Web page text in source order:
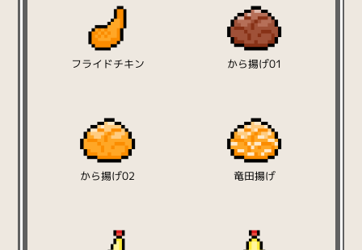
フライドチキン から揚げ01
から揚げ02 竜田揚げ